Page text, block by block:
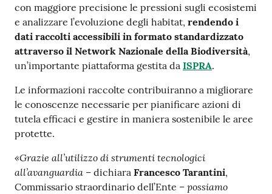
con maggiore precisione le pressioni sugli ecosistemi
e analizzare l’evoluzione degli habitat, rendendo i
dati raccolti accessibili in formato standardizzato
attraverso il Network Nazionale della Biodiversità,
un’importante piattaforma gestita da ISPRA.
Le informazioni raccolte contribuiranno a migliorare
le conoscenze necessarie per pianificare azioni di
tutela efficaci e gestire in maniera sostenibile le aree
protette.
«Grazie all’utilizzo di strumenti tecnologici
all’avanguardia – dichiara Francesco Tarantini,
Commissario straordinario dell’Ente – possiamo